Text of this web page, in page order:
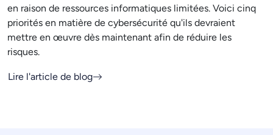
en raison de ressources informatiques limitées. Voici cinq
priorités en matière de cybersécurité qu'ils devraient
mettre en œuvre dès maintenant afin de réduire les
risques.
Lire l'article de blog